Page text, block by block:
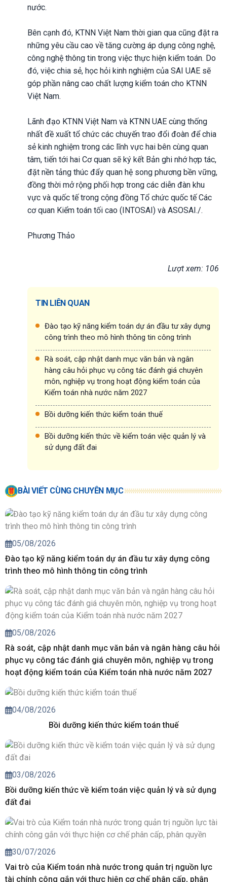
nước.
Bên cạnh đó, KTNN Việt Nam thời gian qua cũng đặt ra
những yêu cầu cao về tăng cường áp dụng công nghệ,
công nghệ thông tin trong việc thực hiện kiểm toán. Do
đó, việc chia sẻ, học hỏi kinh nghiệm của SAI UAE sẽ
góp phần nâng cao chất lượng kiểm toán cho KTNN
Việt Nam.
Lãnh đạo KTNN Việt Nam và KTNN UAE cùng thống
nhất đề xuất tổ chức các chuyến trao đổi đoàn để chia
sẻ kinh nghiệm trong các lĩnh vực hai bên cùng quan
tâm, tiến tới hai Cơ quan sẽ ký kết Bản ghi nhớ hợp tác,
đặt nền tảng thúc đẩy quan hệ song phương bền vững,
đồng thời mở rộng phối hợp trong các diễn đàn khu
vực và quốc tế trong cộng đồng Tổ chức quốc tế Các
cơ quan Kiểm toán tối cao (INTOSAI) và ASOSAI./.
Phương Thảo
Lượt xem: 106
TIN LIÊN QUAN
Đào tạo kỹ năng kiểm toán dự án đầu tư xây dựng
công trình theo mô hình thông tin công trình
Rà soát, cập nhật danh mục văn bản và ngân
hàng câu hỏi phục vụ công tác đánh giá chuyên
môn, nghiệp vụ trong hoạt động kiểm toán của
Kiểm toán nhà nước năm 2027
Bồi dưỡng kiến thức kiểm toán thuế
Bồi dưỡng kiến thức về kiểm toán việc quản lý và
sử dụng đất đai
BÀI VIẾT CÙNG CHUYÊN MỤC
05/08/2026
Đào tạo kỹ năng kiểm toán dự án đầu tư xây dựng công
trình theo mô hình thông tin công trình
05/08/2026
Rà soát, cập nhật danh mục văn bản và ngân hàng câu hỏi
phục vụ công tác đánh giá chuyên môn, nghiệp vụ trong
hoạt động kiểm toán của Kiểm toán nhà nước năm 2027
04/08/2026
Bồi dưỡng kiến thức kiểm toán thuế
03/08/2026
Bồi dưỡng kiến thức về kiểm toán việc quản lý và sử dụng
đất đai
30/07/2026
Vai trò của Kiểm toán nhà nước trong quản trị nguồn lực
tài chính công gắn với thực hiện cơ chế phân cấp, phân